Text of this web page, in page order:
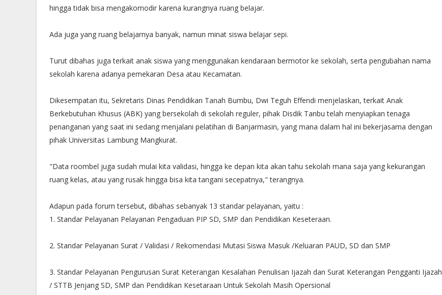
hingga tidak bisa mengakomodir karena kurangnya ruang belajar.
Ada juga yang ruang belajarnya banyak, namun minat siswa belajar sepi.
Turut dibahas juga terkait anak siswa yang menggunakan kendaraan bermotor ke sekolah, serta pengubahan nama
sekolah karena adanya pemekaran Desa atau Kecamatan.
Dikesempatan itu, Sekretaris Dinas Pendidikan Tanah Bumbu, Dwi Teguh Effendi menjelaskan, terkait Anak
Berkebutuhan Khusus (ABK) yang bersekolah di sekolah reguler, pihak Disdik Tanbu telah menyiapkan tenaga
penanganan yang saat ini sedang menjalani pelatihan di Banjarmasin, yang mana dalam hal ini bekerjasama dengan
pihak Universitas Lambung Mangkurat.
"Data roombel juga sudah mulai kita validasi, hingga ke depan kita akan tahu sekolah mana saja yang kekurangan
ruang kelas, atau yang rusak hingga bisa kita tangani secepatnya," terangnya.
Adapun pada forum tersebut, dibahas sebanyak 13 standar pelayanan, yaitu :
1. Standar Pelayanan Pelayanan Pengaduan PIP SD, SMP dan Pendidikan Keseteraan.
2. Standar Pelayanan Surat / Validasi / Rekomendasi Mutasi Siswa Masuk /Keluaran PAUD, SD dan SMP
3. Standar Pelayanan Pengurusan Surat Keterangan Kesalahan Penulisan Ijazah dan Surat Keterangan Pengganti Ijazah
/ STTB Jenjang SD, SMP dan Pendidikan Kesetaraan Untuk Sekolah Masih Opersional